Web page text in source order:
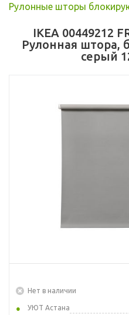
Рулонные шторы
IKEA 00449212
Рулонная штора,
серый
Нет в наличии
УЮТ Астана